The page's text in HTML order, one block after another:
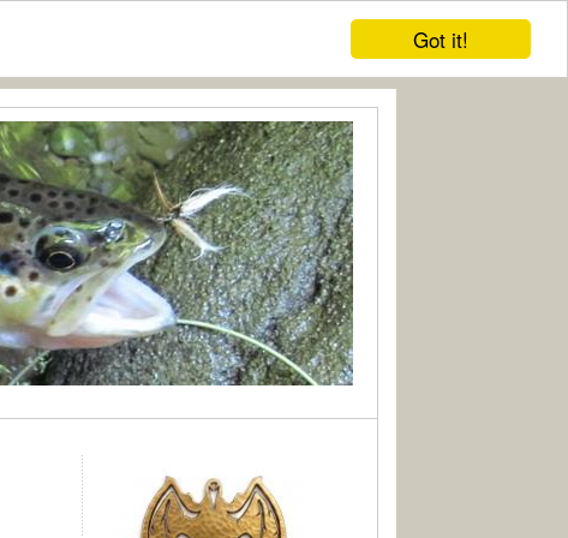
Got it!